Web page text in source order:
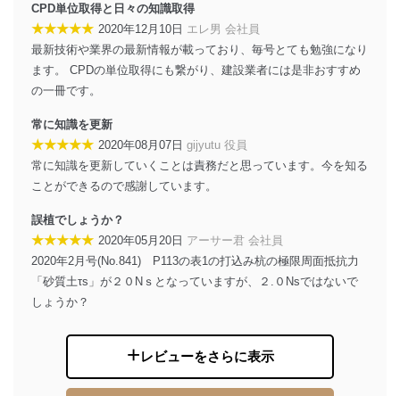
株式会社富士山マガジンサービス 個人情報問い合わせ
係
TEL：0570-200-223
FAX：03-5459-7073
e-mail：
改訂：2025年2月20日
制定：2005年4月1日
株式会社富士山マガジンサービス
１．個人情報保護管理者
当社は以下の個人情報保護管理者を設置し、個人情報保
護管理者の責任のもと、個人情報を取得・アクセス・利
用・提供・管理いたします。
東京都渋谷区南平台町16-11
株式会社富士山マガジンサービス
代表取締役会長 西野 伸一郎
個人情報保護管理者: 経営管理グループディレクター 前
CPD単位取得と日々の知識取得
★★★★★ 2020年12月10日 エレ男 会社員
最新技術や業界の最新情報が載っており、毎号とても勉強になり
ます。 CPDの単位取得にも繋がり、建設業者には是非おすすめ
の一冊です。
常に知識を更新
★★★★★ 2020年08月07日 gijyutu 役員
常に知識を更新していくことは責務だと思っています。今を知る
ことができるので感謝しています。
誤植でしょうか？
★★★★★ 2020年05月20日 アーサー君 会社員
2020年2月号(No.841) P113の表1の打込み杭の極限周面抵抗力
「砂質土τs」が２０Nｓとなっていますが、２.０Nsではないで
しょうか？
レビューをさらに表示